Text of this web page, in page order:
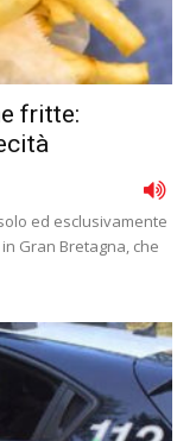
fritte:
ed esclusivamente
Gran Bretagna, che